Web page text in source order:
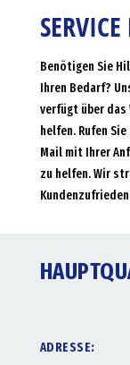
Benötigen Sie
Ihren Bedarf?
verfügt über das
helfen. Rufen
Mail mit Ihrer
zu helfen. Wir
ADRESSE: